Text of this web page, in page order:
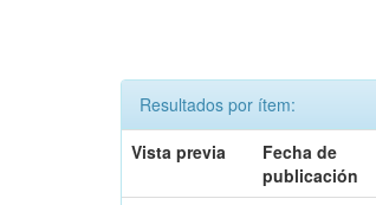
Resultados por ítem:
Vista previa
Fecha de
publicación